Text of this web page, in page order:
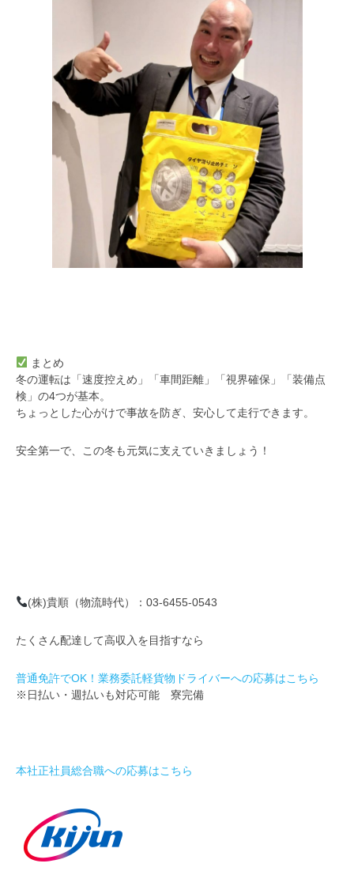
まとめ
冬の運転は「速度控えめ」「車間距離」「視界確保」「装備点
検」の4つが基本。
ちょっとした心がけで事故を防ぎ、安心して走行できます。
安全第一で、この冬も元気に支えていきましょう！
(株)貴順（物流時代）：03-6455-0543
たくさん配達して高収入を目指すなら
普通免許でOK！業務委託軽貨物ドライバーへの応募はこちら
※日払い・週払いも対応可能 寮完備
本社正社員総合職への応募はこちら